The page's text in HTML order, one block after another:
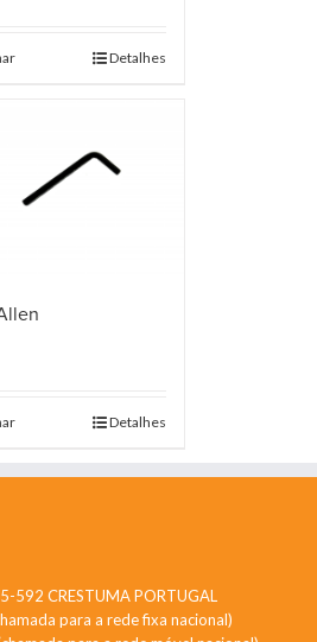
Detalhes
Detalhes
592 CRESTUMA PORTUGAL
para a rede fixa nacional)